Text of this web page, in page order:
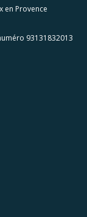
en Provence
93131832013